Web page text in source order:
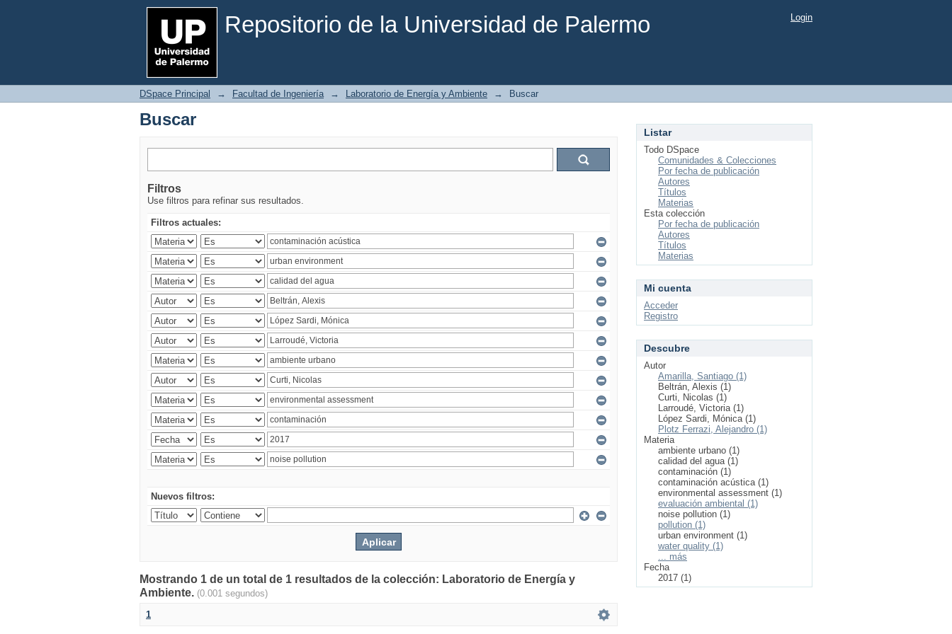
Repositorio de la Universidad de Palermo
Buscar Login
DSpace Principal → Facultad de Ingeniería → Laboratorio de Energía y Ambiente → Buscar
Buscar
Filtros
Use filtros para refinar sus resultados.
Filtros actuales:
Nuevos filtros:
Mostrando 1 de un total de 1 resultados de la colección: Laboratorio de Energía y
Ambiente. (0.001 segundos)
1
Listar
Todo DSpace
Comunidades & Colecciones
Por fecha de publicación
Autores
Títulos
Materias
Esta colección
Por fecha de publicación
Autores
Títulos
Materias
Mi cuenta
Acceder
Registro
Descubre
Autor
Amarilla, Santiago (1)
Beltrán, Alexis (1)
Curti, Nicolas (1)
Larroudé, Victoria (1)
López Sardi, Mónica (1)
Plotz Ferrazi, Alejandro (1)
Materia
ambiente urbano (1)
calidad del agua (1)
contaminación (1)
contaminación acústica (1)
environmental assessment (1)
evaluación ambiental (1)
noise pollution (1)
pollution (1)
urban environment (1)
water quality (1)
... más
Fecha
2017 (1)